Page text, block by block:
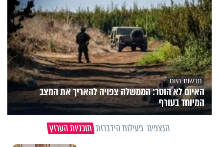
חדשות היום
האיום לא הוסר: הממשלה צפויה להאריך את המצב
המיוחד בעורף
הנצפים פעילות הידברות תוכניות הערוץ